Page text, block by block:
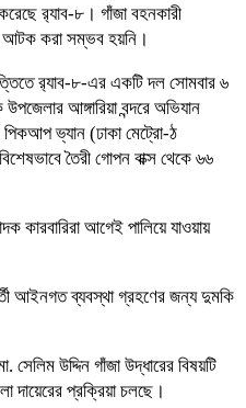
র‌্যাব-৮। গাঁজা বহনকারী
আটক করা সম্ভব হয়নি।
র‌্যাব-৮-এর একটি দল সোমবার ৬
আঙ্গারিয়া বন্দরে অভিযান
পিকআপ ভ্যান (ঢাকা মেট্রো-ঠ
তৈরী গোপন বাক্স থেকে ৬৬
কারবারিরা আগেই পালিয়ে যাওয়ায়
আইনগত ব্যবস্থা গ্রহণের জন্য দুমকি
উদ্দিন গাঁজা উদ্ধারের বিষয়টি
দায়েরের প্রক্রিয়া চলছে।